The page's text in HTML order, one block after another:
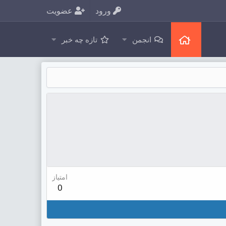
ورود عضویت
انجمن تازه چه خبر
امتیاز
0